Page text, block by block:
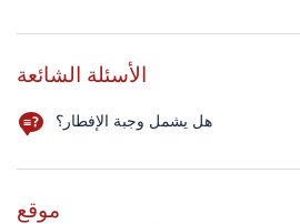
الأسئلة الشائعة
هل يشمل وجبة الإفطار؟
لا
موقع